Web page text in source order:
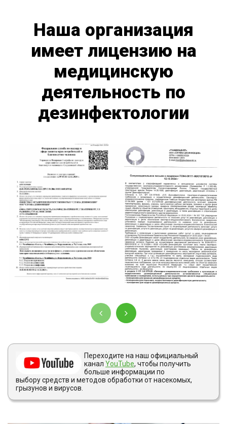
Наша организация
имеет лицензию на
медицинскую
деятельность по
дезинфектологии
Переходите на наш официальный
канал YouTube, чтобы получить
больше информации по
выбору средств и методов обработки от насекомых,
грызунов и вирусов.